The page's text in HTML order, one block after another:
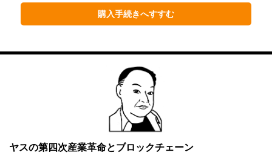
ヤスの第四次産業革命とブロックチェーン
2月
7月 8月 9月
11月
2月
購入手続きへすすむ